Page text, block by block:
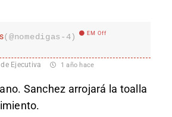
(@nomedigas-4) EM Off
Ejecutiva 1 año hace
Sanchez arrojará la toalla